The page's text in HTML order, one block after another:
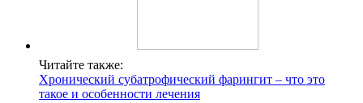
Читайте также:
Хронический субатрофический фарингит – что это
такое и особенности лечения